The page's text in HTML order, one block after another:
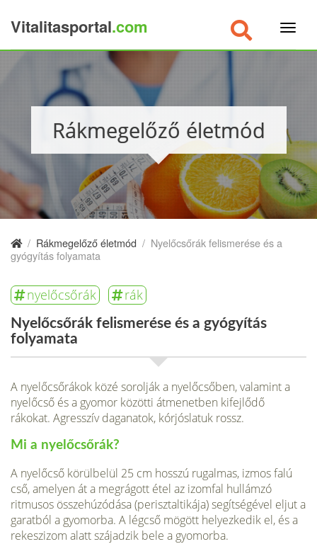
Vitalitasportal.com
Rákmegelőző életmód
/ Rákmegelőző életmód / Nyelőcsőrák felismerése és a
gyógyítás folyamata
nyelőcsőrák rák
Nyelőcsőrák felismerése és a gyógyítás
folyamata
A nyelőcsőrákok közé sorolják a nyelőcsőben, valamint a
nyelőcső és a gyomor közötti átmenetben kifejlődő
rákokat. Agresszív daganatok, kórjóslatuk rossz.
Mi a nyelőcsőrák?
A nyelőcső körülbelül 25 cm hosszú rugal­mas, izmos falú
cső, amelyen át a megrágott étel az izomfal hullámzó
ritmusos összehúzó­dása (perisztaltikája) segítségével eljut a
garatból a gyomorba. A légcső mögött helyez­kedik el, és a
rekeszizom alatt szájadzik bele a gyomorba.
×